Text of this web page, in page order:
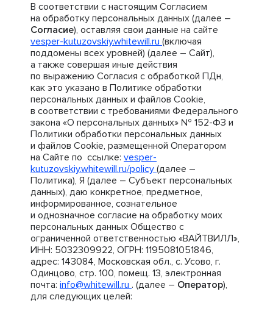
В соответствии с настоящим Согласием
на обработку персональных данных (далее –
Согласие), оставляя свои данные на сайте
vesper-kutuzovskiy.whitewill.ru (включая
поддомены всех уровней) (далее – Сайт),
а также совершая иные действия
по выражению Согласия с обработкой ПДн,
как это указано в Политике обработки
персональных данных и файлов Cookie,
в соответствии с требованиями Федерального
закона «О персональных данных» № 152-ФЗ и
Политики обработки персональных данных
и файлов Cookie, размещенной Оператором
на Сайте по ссылке: vesper-
kutuzovskiy.whitewill.ru/policy (далее –
Политика), Я (далее – Субъект персональных
данных), даю конкретное, предметное,
информированное, сознательное
и однозначное согласие на обработку моих
персональных данных Общество с
ограниченной ответственностью «ВАЙТВИЛЛ»,
ИНН: 5032309922, ОГРН: 1195081051846,
адрес: 143084, Московская обл., с. Усово, г.
Одинцово, стр. 100, помещ. 13, электронная
почта: info@whitewill.ru . (далее – Оператор),
для следующих целей: